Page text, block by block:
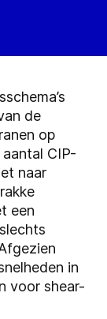
de
op
CIP-
naar
een
in
voor shear-